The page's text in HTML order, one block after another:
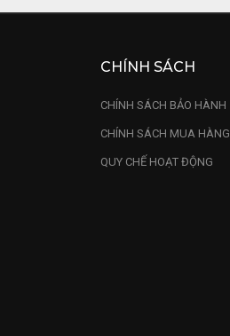
CHÍNH SÁCH
CHÍNH SÁCH BẢO HÀNH
CHÍNH SÁCH MUA HÀNG
QUY CHẾ HOẠT ĐỘNG